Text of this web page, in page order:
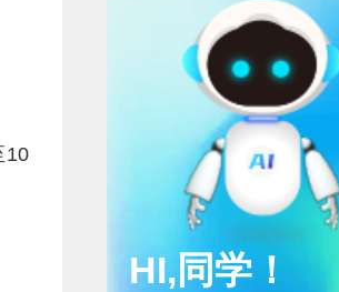
10
HI,同学！